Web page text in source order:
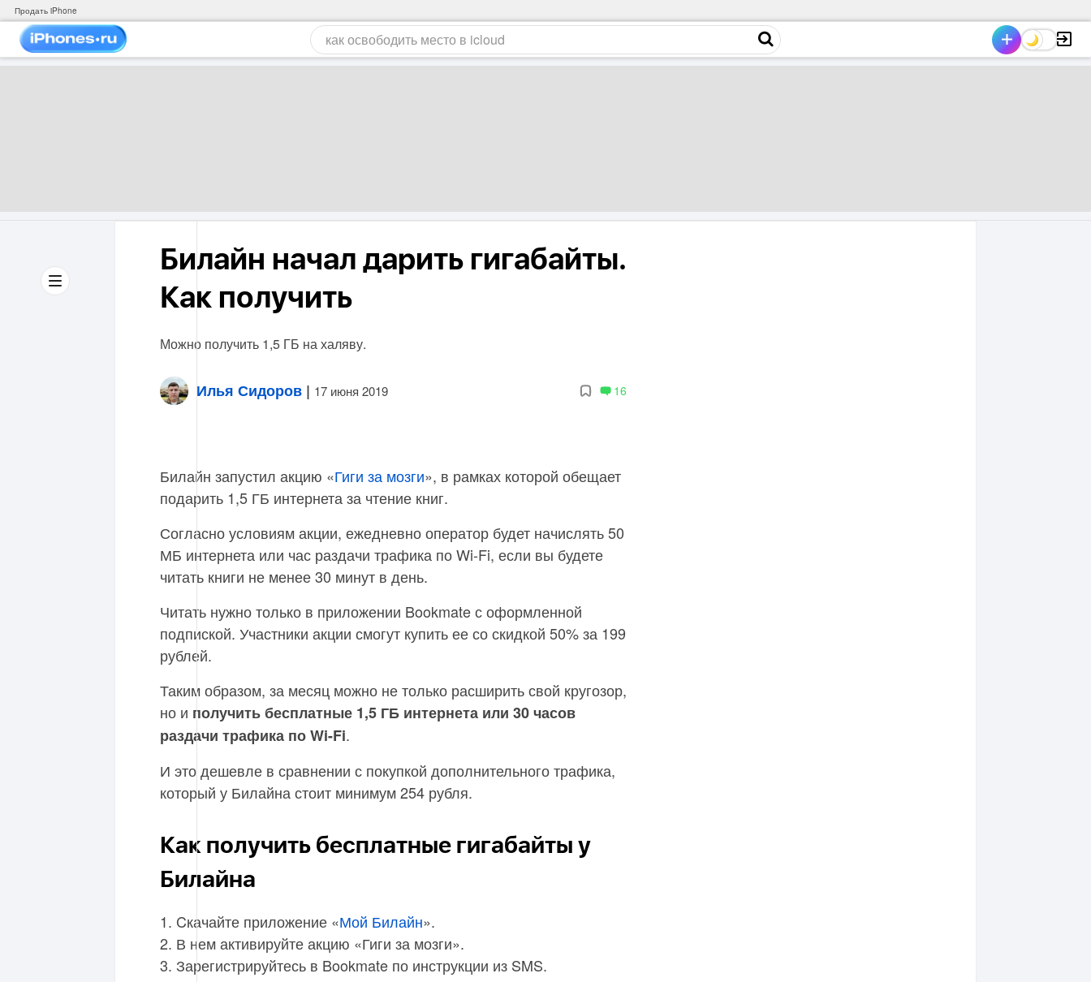
Продать iPhone
Билайн начал дарить гигабайты.
Как получить
Можно получить 1,5 ГБ на халяву.
Илья Сидоров | 17 июня 2019 16
Билайн запустил акцию «Гиги за мозги», в рамках которой обещает
подарить 1,5 ГБ интернета за чтение книг.
Согласно условиям акции, ежедневно оператор будет начислять 50
МБ интернета или час раздачи трафика по Wi-Fi, если вы будете
читать книги не менее 30 минут в день.
Читать нужно только в приложении Bookmate с оформленной
подпиской. Участники акции смогут купить ее со скидкой 50% за 199
рублей.
Таким образом, за месяц можно не только расширить свой кругозор,
но и получить бесплатные 1,5 ГБ интернета или 30 часов
раздачи трафика по Wi-Fi.
И это дешевле в сравнении с покупкой дополнительного трафика,
который у Билайна стоит минимум 254 рубля.
Как получить бесплатные гигабайты у
Билайна
1. Cкачайте приложение «Мой Билайн».
2. В нем активируйте акцию «Гиги за мозги».
3. Зарегистрируйтесь в Bookmate по инструкции из SMS.